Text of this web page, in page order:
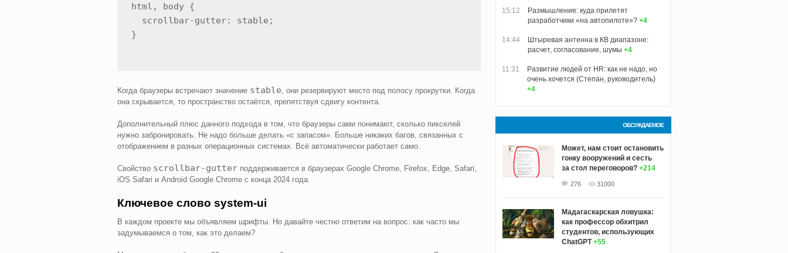
html, body {
  scrollbar-gutter: stable;
}
Когда браузеры встречают значение stable , они резервируют место под полосу прокрутки. Когда
она скрывается, то пространство остаётся, препятствуя сдвигу контента.
Дополнительный плюс данного подхода в том, что браузеры сами понимают, сколько пикселей
нужно забронировать. Не надо больше делать «с запасом». Больше никаких багов, связанных с
отображением в разных операционных системах. Всё автоматически работает само.
Свойство scrollbar-gutterподдерживается в браузерах Google Chrome, Firefox, Edge, Safari,
iOS Safari и Android Google Chrome с конца 2024 года.
Ключевое слово system-ui
В каждом проекте мы объявляем шрифты. Но давайте честно ответим на вопрос: как часто мы
задумываемся о том, как это делаем?
15:12
Размышление: куда прилетят
разработчики «на автопилоте»? +4
14:44
Штыревая антенна в КВ диапазоне:
расчет, согласование, шумы +4
11:31
Развитие людей от HR: как не надо, но
очень хочется (Степан, руководитель)
+4
ОБСУЖДАЕМОЕ
Может, нам стоит остановить
гонку вооружений и сесть
за стол переговоров? +214
276 31000
Мадагаскарская ловушка:
как профессор обхитрил
студентов, использующих
ChatGPT +55